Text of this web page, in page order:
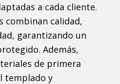
a cada cliente.
combinan calidad,
garantizando un
Además,
de primera
templado y